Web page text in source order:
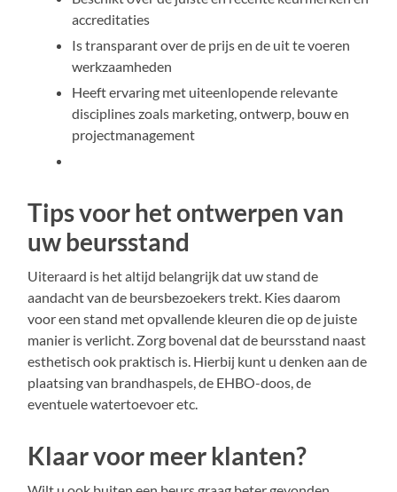
accreditaties
Is transparant over de prijs en de uit te voeren
werkzaamheden
Heeft ervaring met uiteenlopende relevante
disciplines zoals marketing, ontwerp, bouw en
projectmanagement
Tips voor het ontwerpen van
uw beursstand
Uiteraard is het altijd belangrijk dat uw stand de
aandacht van de beursbezoekers trekt. Kies daarom
voor een stand met opvallende kleuren die op de juiste
manier is verlicht. Zorg bovenal dat de beursstand naast
esthetisch ook praktisch is. Hierbij kunt u denken aan de
plaatsing van brandhaspels, de EHBO-doos, de
eventuele watertoevoer etc.
Klaar voor meer klanten?